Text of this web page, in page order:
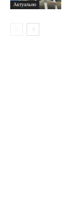
Актуально